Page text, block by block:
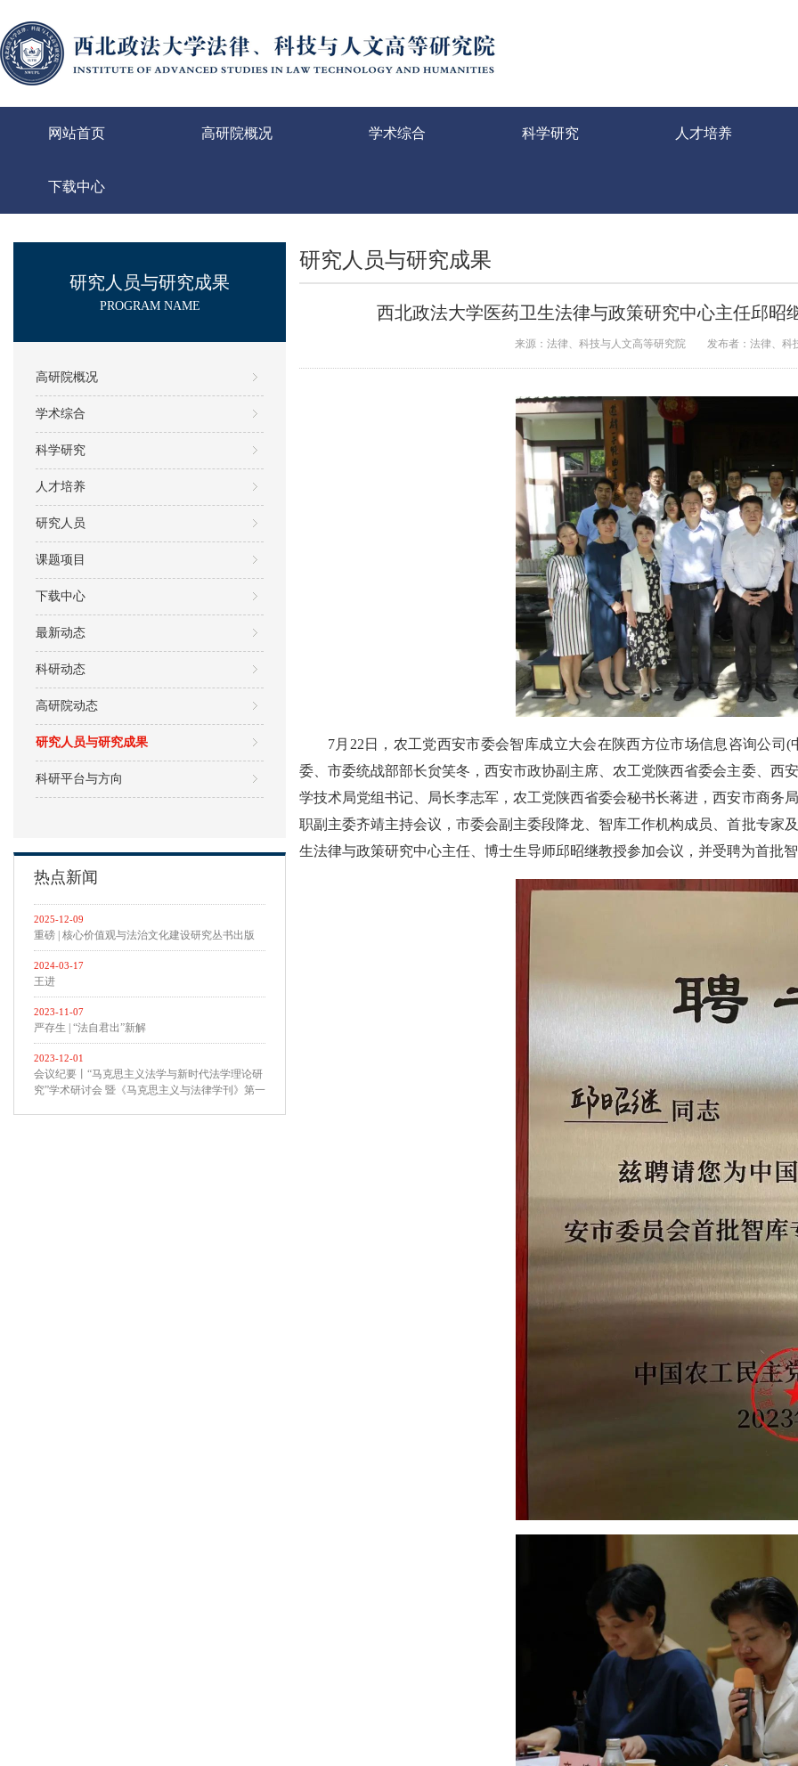
网站首页 高研院概况 学术综合 科学研究 人才培养
下载中心
研究人员与研究成果
PROGRAM NAME
高研院概况
学术综合
科学研究
人才培养
研究人员
课题项目
下载中心
最新动态
科研动态
高研院动态
研究人员与研究成果
科研平台与方向
热点新闻
2025-12-09
重磅 | 核心价值观与法治文化建设研究丛书出版
2024-03-17
王进
2023-11-07
严存生 | “法自君出”新解
2023-12-01
会议纪要丨“马克思主义法学与新时代法学理论研
究”学术研讨会 暨《马克思主义与法律学刊》第一
研究人员与研究成果
西北政法大学医药卫生法律与政策研究中心主任邱昭
来源：法律、科技与人文高等研究院 发布者：法律、科
7月 22 日，农工党西安市委会智库成立大会在陕西方位市场信息咨询公司(
委、市委统战部部长贠笑冬，西安市政协副主席、农工党陕西省委会主委、西
学技术局党组书记、局长李志军，农工党陕西省委会秘书长蒋进，西安市商务
职副主委齐靖主持会议，市委会副主委段降龙、智库工作机构成员、首批专家
生法律与政策研究中心主任、博士生导师邱昭继教授参加会议，并受聘为首批